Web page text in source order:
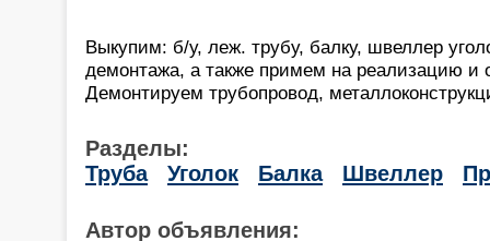
Выкупим: б/у, леж. трубу, балку, швеллер
демонтажа, а также примем на реализацию и
Демонтируем трубопровод,
Разделы:
Труба
Уголок Балка Швеллер
Автор объявления: